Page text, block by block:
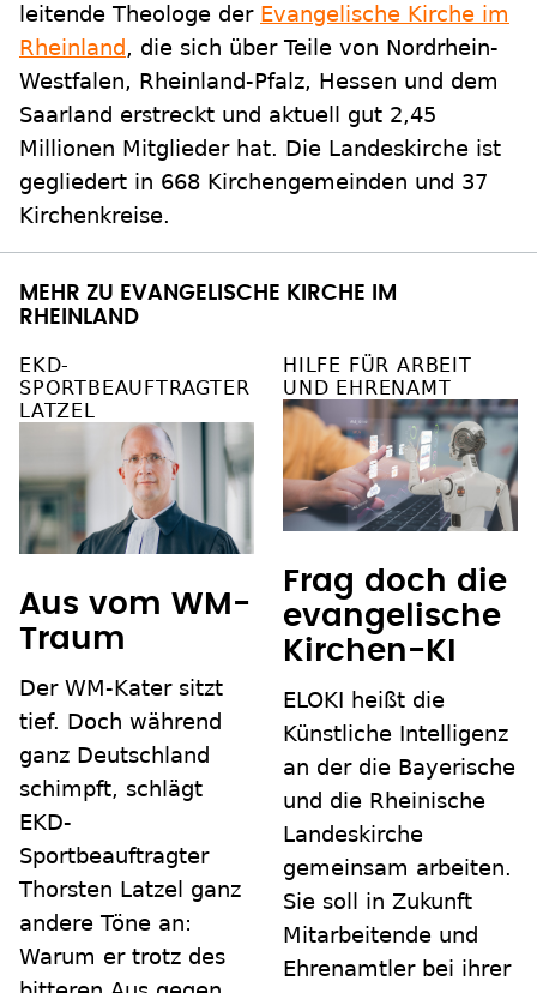
leitende Theologe der Evangelische Kirche im
Rheinland, die sich über Teile von Nordrhein-
Westfalen, Rheinland-Pfalz, Hessen und dem
Saarland erstreckt und aktuell gut 2,45
Millionen Mitglieder hat. Die Landeskirche ist
gegliedert in 668 Kirchengemeinden und 37
Kirchenkreise.
MEHR ZU EVANGELISCHE KIRCHE IM
RHEINLAND
EKD-
SPORTBEAUFTRAGTER
LATZEL
Aus vom WM-
Traum
Der WM-Kater sitzt
tief. Doch während
ganz Deutschland
schimpft, schlägt
EKD-
Sportbeauftragter
Thorsten Latzel ganz
andere Töne an:
Warum er trotz des
HILFE FÜR ARBEIT
UND EHRENAMT
Frag doch die
evangelische
Kirchen-KI
ELOKI heißt die
Künstliche Intelligenz
an der die Bayerische
und die Rheinische
Landeskirche
gemeinsam arbeiten.
Sie soll in Zukunft
Mitarbeitende und
Ehrenamtler bei ihrer